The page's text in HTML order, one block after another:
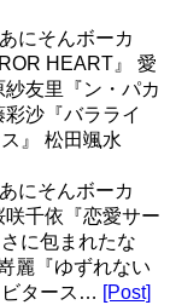
にそんボーカ
HEART』 愛
友里『ン・パカ
沙『バラライ
』 松田颯水
にそんボーカ
千依『恋愛サー
に包まれたな
麗『ゆずれない
ビタース… [Post]